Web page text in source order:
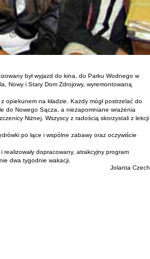
był wyjazd do kina, do Parku Wodnego w
Nowy i Stary Dom Zdrojowy, wyremontowaną
opiekunem na kładzie. Każdy mógł postrzelać do
do Nowego Sącza, a niezapomniane wrażenia
Niżnej. Wszyscy z radością skorzystali z lekcji
po łące i wspólne zabawy oraz oczywiście
dopracowany, atrakcyjny program
dwa tygodnie wakacji.
Jolanta Czech